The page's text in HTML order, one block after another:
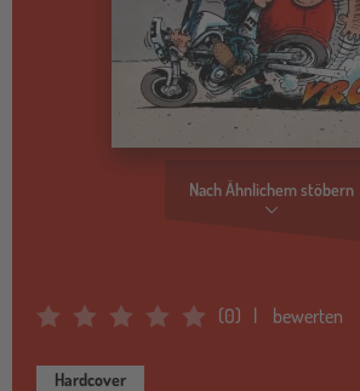
Nach Ähnlichem stöbern
Average Rating: 0 (0) bewerten
Hardcover